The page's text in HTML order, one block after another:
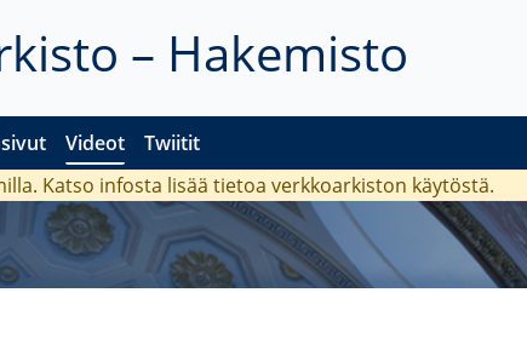
– Hakemisto
Videot Twiitit
Katso infosta lisää tietoa verkkoarkiston käytöstä.